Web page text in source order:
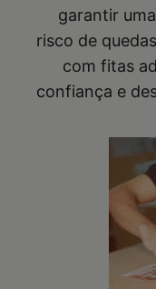
garantir
risco de
com fitas
confiança e